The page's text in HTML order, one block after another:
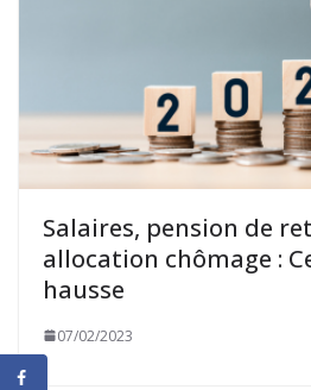
Salaires, pension de
allocation chômage :
hausse
07/02/2023